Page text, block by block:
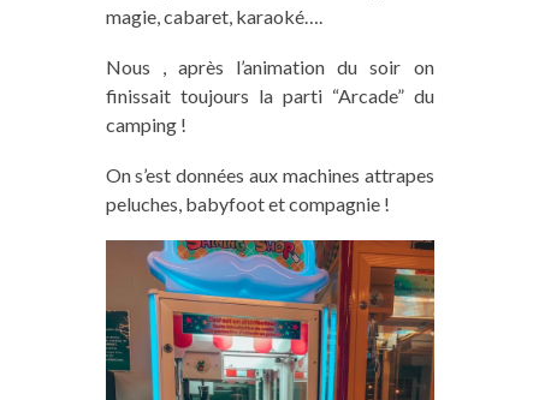
magie, cabaret, karaoké….
Nous , après l’animation du soir on
finissait toujours la parti “Arcade” du
camping !
On s’est données aux machines attrapes
peluches, babyfoot et compagnie !